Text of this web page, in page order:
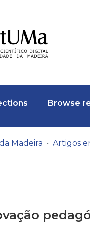
Browse
Madeira